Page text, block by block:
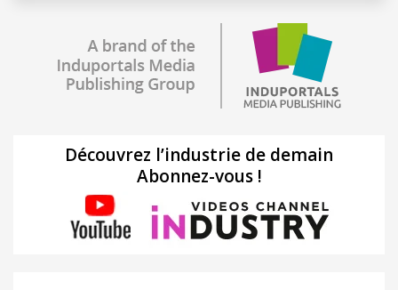
Découvrez l’industrie de demain
Abonnez-vous !